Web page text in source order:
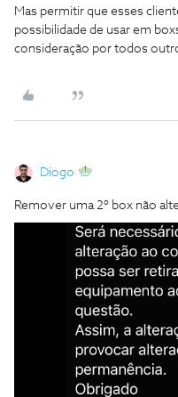
Mas permitir que esses
possibilidade de usar em
consideração por todos
Diogo
Remover uma 2º box não